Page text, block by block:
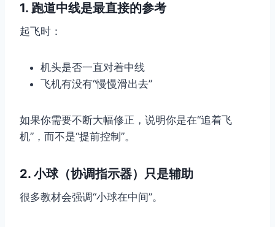
1. 跑道中线是最直接的参考
起飞时：
机头是否一直对着中线
飞机有没有“慢慢滑出去”
如果你需要不断大幅修正，说明你是在“追着飞
机”，而不是“提前控制”。
2. 小球（协调指示器）只是辅助
很多教材会强调“小球在中间”。